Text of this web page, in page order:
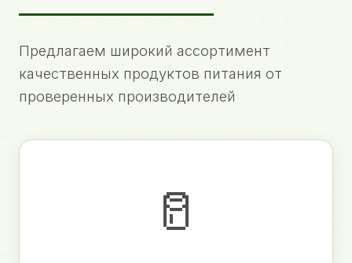
Предлагаем широкий ассортимент
качественных продуктов питания от
проверенных производителей
🥛